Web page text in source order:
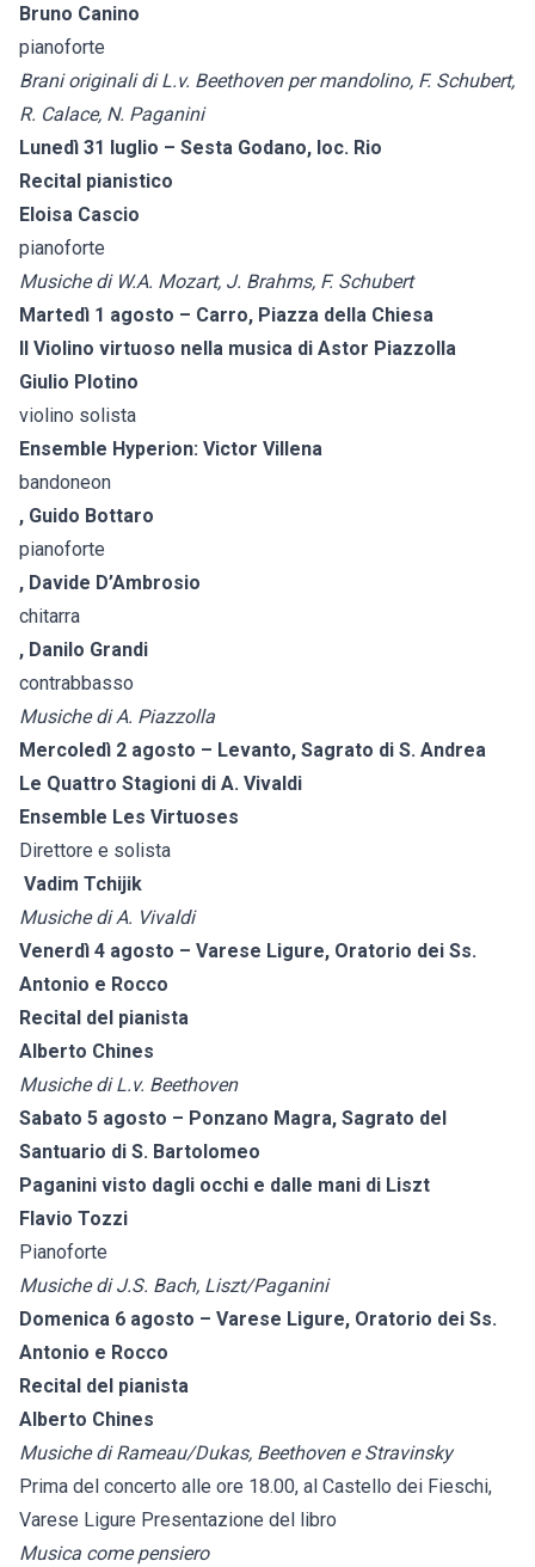
Bruno Canino
pianoforte
Brani originali di L.v. Beethoven per mandolino, F. Schubert,
R. Calace, N. Paganini
Lunedì 31 luglio – Sesta Godano, loc. Rio
Recital pianistico
Eloisa Cascio
pianoforte
Musiche di W.A. Mozart, J. Brahms, F. Schubert
Martedì 1 agosto – Carro, Piazza della Chiesa
Il Violino virtuoso nella musica di Astor Piazzolla
Giulio Plotino
violino solista
Ensemble Hyperion: Victor Villena
bandoneon
, Guido Bottaro
pianoforte
, Davide D’Ambrosio
chitarra
, Danilo Grandi
contrabbasso
Musiche di A. Piazzolla
Mercoledì 2 agosto – Levanto, Sagrato di S. Andrea
Le Quattro Stagioni di A. Vivaldi
Ensemble Les Virtuoses
Direttore e solista
Vadim Tchijik
Musiche di A. Vivaldi
Venerdì 4 agosto – Varese Ligure, Oratorio dei Ss.
Antonio e Rocco
Recital del pianista
Alberto Chines
Musiche di L.v. Beethoven
Sabato 5 agosto – Ponzano Magra, Sagrato del
Santuario di S. Bartolomeo
Paganini visto dagli occhi e dalle mani di Liszt
Flavio Tozzi
Pianoforte
Musiche di J.S. Bach, Liszt/Paganini
Domenica 6 agosto – Varese Ligure, Oratorio dei Ss.
Antonio e Rocco
Recital del pianista
Alberto Chines
Musiche di Rameau/Dukas, Beethoven e Stravinsky
Prima del concerto alle ore 18.00, al Castello dei Fieschi,
Varese Ligure Presentazione del libro
Musica come pensiero